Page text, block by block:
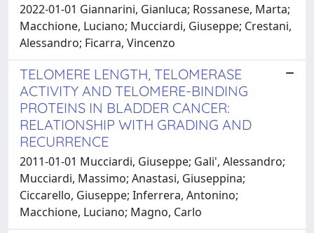
2022-01-01 Giannarini, Gianluca; Rossanese, Marta;
Macchione, Luciano; Mucciardi, Giuseppe; Crestani,
Alessandro; Ficarra, Vincenzo
TELOMERE LENGTH, TELOMERASE
ACTIVITY AND TELOMERE-BINDING
PROTEINS IN BLADDER CANCER:
RELATIONSHIP WITH GRADING AND
RECURRENCE
2011-01-01 Mucciardi, Giuseppe; Gali', Alessandro;
Mucciardi, Massimo; Anastasi, Giuseppina;
Ciccarello, Giuseppe; Inferrera, Antonino;
Macchione, Luciano; Magno, Carlo